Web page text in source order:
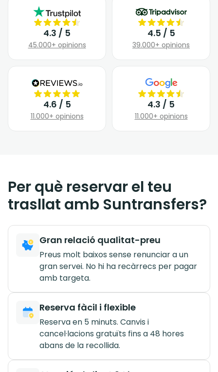
4.3 / 5
45.000+ opinions
4.5 / 5
39.000+ opinions
4.6 / 5
11.000+ opinions
4.3 / 5
11.000+ opinions
Per què reservar el teu
trasllat amb Suntransfers?
Gran relació qualitat-preu
Preus molt baixos sense renunciar a un
gran servei. No hi ha recàrrecs per pagar
amb targeta.
Reserva fàcil i flexible
Reserva en 5 minuts. Canvis i
cancel·lacions gratuïts fins a 48 hores
abans de la recollida.